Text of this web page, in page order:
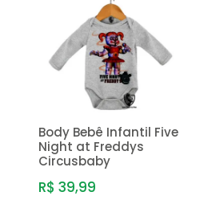
Body Bebê Infantil Five
Night at Freddys
Circusbaby
R$ 39,99